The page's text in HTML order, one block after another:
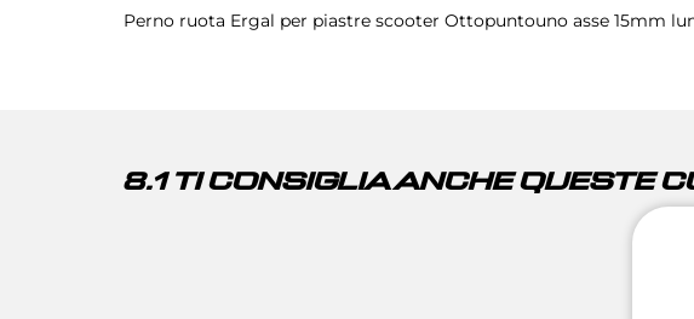
Perno ruota Ergal per piastre scooter Ottopuntouno asse 15mm
8.1 TI CONSIGLIA ANCHE QUESTE